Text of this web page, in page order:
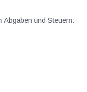
Abgaben und Steuern.